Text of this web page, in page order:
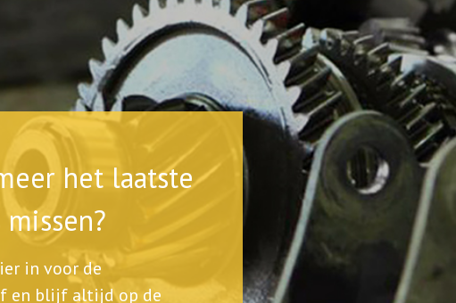
het laatste
in voor de
en blijf altijd op de